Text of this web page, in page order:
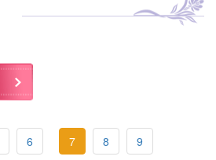
6 7 8 9